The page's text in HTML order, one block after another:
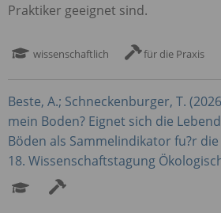
Praktiker geeignet sind.
wissenschaftlich für die Praxis
Beste, A.; Schneckenburger, T.
mein Boden? Eignet sich die
Böden als Sammelindikator fu?r
18. Wissenschaftstagung